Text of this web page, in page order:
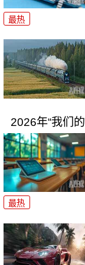
最热
2026年“我们
最热